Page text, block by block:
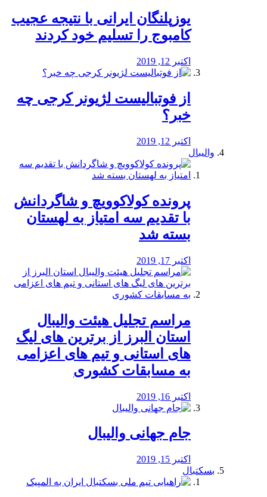
یوزپلنگان ایرانی با نتیجه عجیب
کامبوج را تسلیم خود کردند
اکتبر 12, 2019
از فوتبالیست لژیونر کرجی چه
خبر؟
اکتبر 12, 2019
والیبال
پرونده کولاکوویچ و شاگردانش
با تقدیم سه امتیاز به لهستان
بسته شد
اکتبر 17, 2019
مراسم تجلیل هیئت والیبال
استان البرز از برترین های لیگ
های استانی و تیم های اعزامی
به مسابقات کشوری
اکتبر 16, 2019
جام جهانی والیبال
اکتبر 15, 2019
بسکتبال